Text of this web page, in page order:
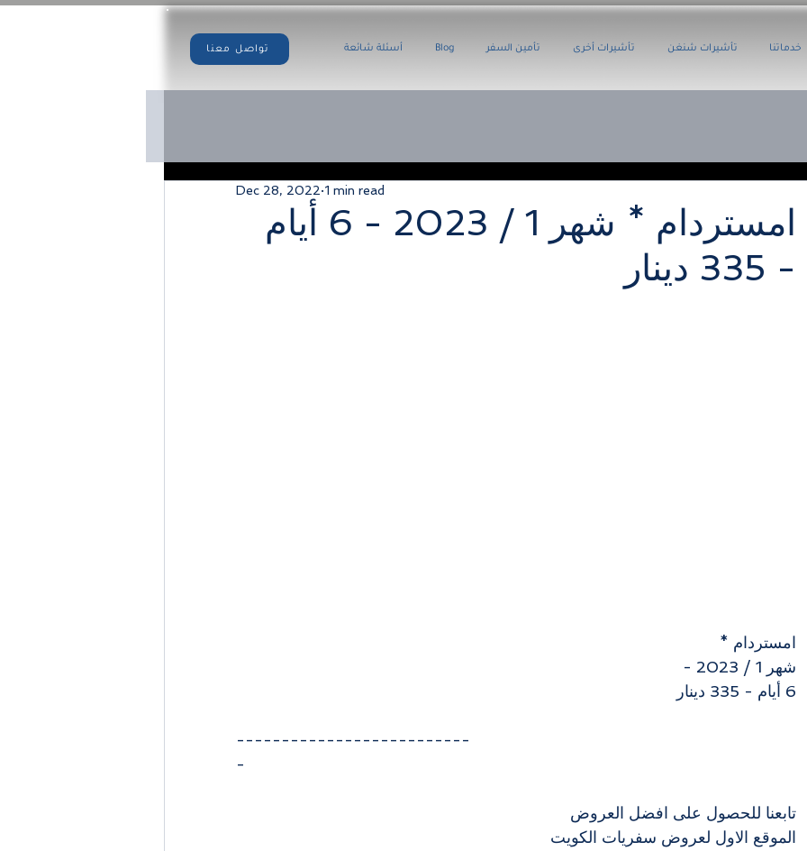
تواصل معنا أسئلة شائعة Blog تأمين السفر تأشيرات أخرى تأشيرات شنغن خدماتنا
امستردام * شهر 1 / 2023 - 6 أيام
- 335 دينار
Dec 28, 2022 1 min read
امستردام *
شهر 1 / 2023 -
6 أيام - 335 دينار
--------------------------
-
تابعنا للحصول على افضل العروض
الموقع الاول لعروض سفريات الكويت